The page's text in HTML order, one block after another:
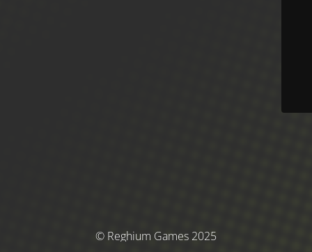
© Reghium Games 2025